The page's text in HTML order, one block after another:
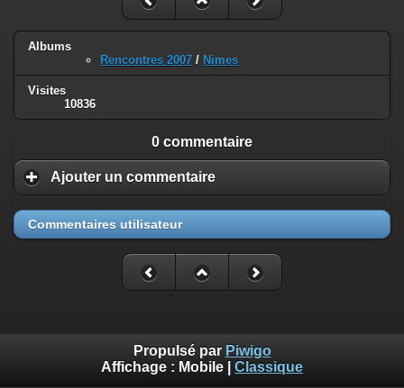
Albums
Rencontres 2007 / Nimes
Visites
10836
0 commentaire
Ajouter un commentaire
Commentaires utilisateur
Propulsé par Piwigo
Affichage : Mobile Classique